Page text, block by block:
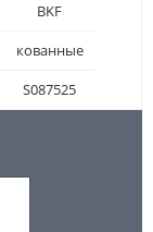
BKF
кованные
S087525